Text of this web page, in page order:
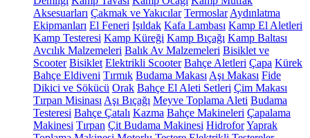
Aksesuarları Çakmak ve Yakıcılar Termoslar Aydınlatma
Ekipmanları El Feneri Işıldak Kafa Lambası Kamp El Aletleri
Kamp Testeresi Kamp Küreği Kamp Bıçağı Kamp Baltası
Avcılık Malzemeleri Balık Av Malzemeleri Bisiklet ve
Scooter Bisiklet Elektrikli Scooter Bahçe Aletleri Çapa Kürek
Bahçe Eldiveni Tırmık Budama Makası Aşı Makası Fide
Dikici ve Sökücü Orak Bahçe El Aleti Setleri Çim Makası
Tırpan Misinası Aşı Bıçağı Meyve Toplama Aleti Budama
Testeresi Bahçe Çatalı Kazma Bahçe Makineleri Çapalama
Makinesi Tırpan Çit Budama Makinesi HidroforYaprak